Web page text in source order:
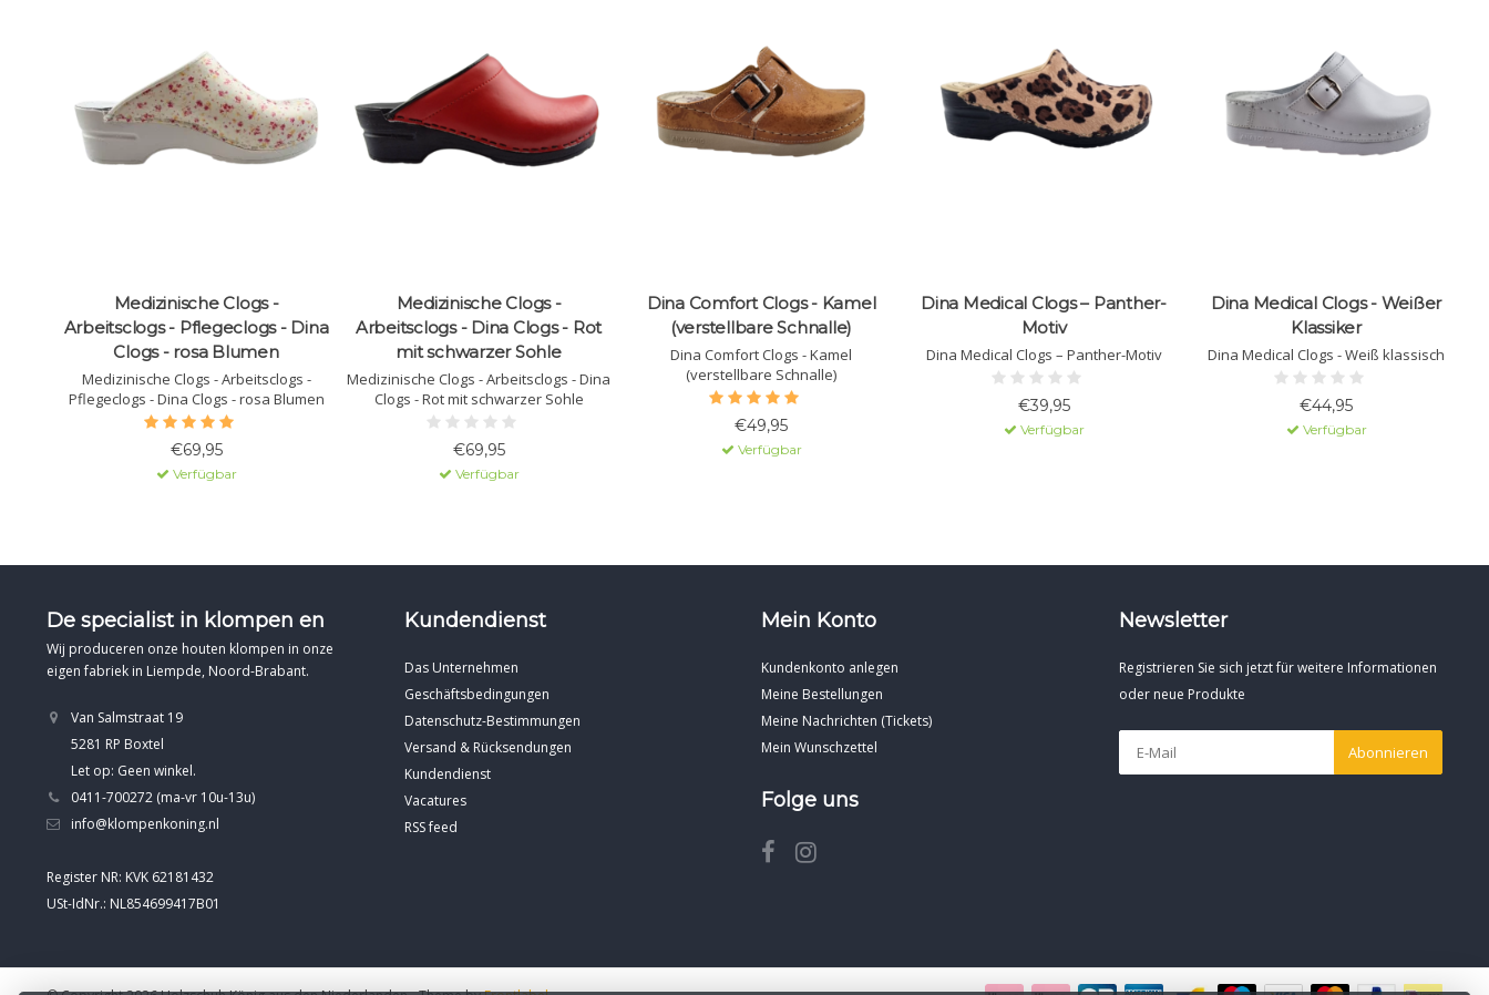
Medizinische Clogs -
Arbeitsclogs - Pflegeclogs - Dina
Clogs - rosa Blumen
Medizinische Clogs - Arbeitsclogs -
Pflegeclogs - Dina Clogs - rosa Blumen
€69,95
Verfügbar
Medizinische Clogs -
Arbeitsclogs - Dina Clogs - Rot
mit schwarzer Sohle
Medizinische Clogs - Arbeitsclogs - Dina
Clogs - Rot mit schwarzer Sohle
€69,95
Verfügbar
Dina Comfort Clogs - Kamel
(verstellbare Schnalle)
Dina Comfort Clogs - Kamel
(verstellbare Schnalle)
€49,95
Verfügbar
Dina Medical Clogs – Panther-
Motiv
Dina Medical Clogs – Panther-Motiv
€39,95
Verfügbar
Dina Medical Clogs - Weißer
Klassiker
Dina Medical Clogs - Weiß klassisch
€44,95
Verfügbar
De specialist in klompen en
Wij produceren onze houten klompen in onze
eigen fabriek in Liempde, Noord-Brabant.
Van Salmstraat 19
5281 RP Boxtel
Let op: Geen winkel.
0411-700272 (ma-vr 10u-13u)
info@klompenkoning.nl
Register NR: KVK 62181432
USt-IdNr.: NL854699417B01
Kundendienst
Das Unternehmen
Geschäftsbedingungen
Datenschutz-Bestimmungen
Versand & Rücksendungen
Kundendienst
Vacatures
RSS feed
Mein Konto
Kundenkonto anlegen
Meine Bestellungen
Meine Nachrichten (Tickets)
Mein Wunschzettel
Folge uns
Newsletter
Registrieren Sie sich jetzt für weitere Informationen
oder neue Produkte
Abonnieren